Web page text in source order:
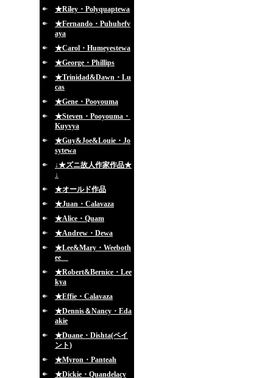
★Riley・Polyquaptewa
★Fernando・Puhuhefv
aya
★Carol・Humeyestewa
★George・Phillips
★Trinidad&Dawn・Lu
cas
★Gene・Pooyouma
★Steven・Pooyouma・
Kuyvya
★Guy&Joe&Louie・Jo
sytewa
↓★ズニ故人作家作品★
↓
★オールド作品
★Juan・Calavaza
★Alice・Quam
★Andrew・Dewa
★Lee&Mary・Weeboth
ee
★Robert&Bernice・Lee
kya
★Effie・Calavaza
★Dennis＆Nancy・Eda
akie
★Duane・Dishta(ペイ
ント)
★Myron・Panteah
★Dickie・Quandelacy